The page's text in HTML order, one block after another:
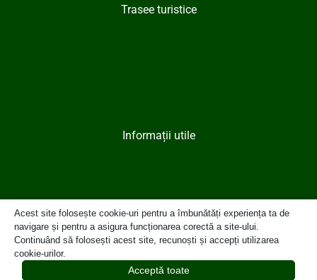
Trasee turistice
Informații utile
Contact
Acest site folosește cookie-uri pentru a îmbunătăți experiența ta de
navigare și pentru a asigura funcționarea corectă a site-ului.
Continuând să folosești acest site, recunoști și accepți utilizarea
cookie-urilor.
Acceptă toate